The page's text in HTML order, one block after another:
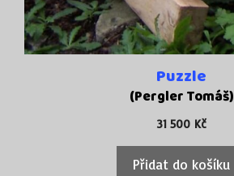
Puzzle
(Pergler Tomáš)
31 500 Kč
Přidat do košíku